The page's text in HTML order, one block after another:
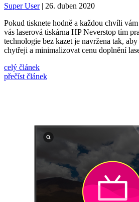
Super User| 26. duben 2020
Pokud tisknete hodně a každou chvíli
vás laserová tiskárna HP Neverstop tím
technologie bez kazet je navržena tak,
chytřeji a minimalizovat cenu doplnění
celý článek
přečíst článek